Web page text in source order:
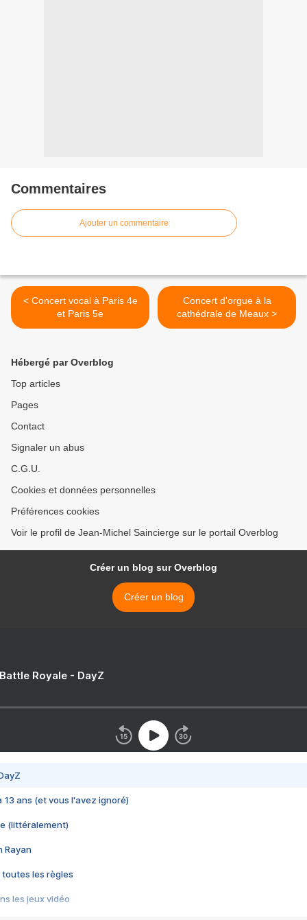
Commentaires
Ajouter un commentaire
< Concert vocal à Paris 4e
et Paris 5e
Concert d'orgue à la
cathédrale de Meaux >
Hébergé par Overblog
Top articles
Pages
Contact
Signaler un abus
C.G.U.
Cookies et données personnelles
Préférences cookies
Voir le profil de Jean-Michel Saincierge sur le portail Overblog
Créer un blog sur Overblog
Créer un blog
Royale - DayZ
13 ans (et vous l'avez ignoré)
(littéralement)
Rayan
toutes les règles
les jeux vidéo